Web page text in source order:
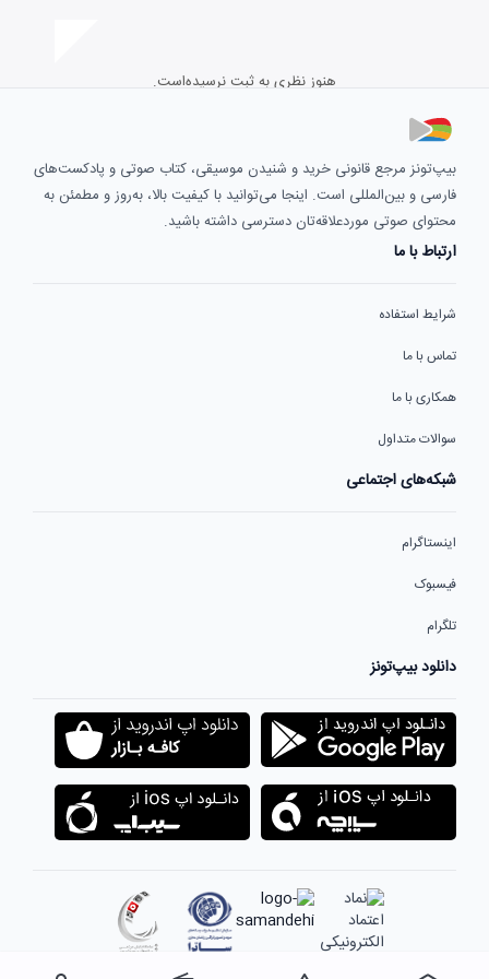
هنوز نظری به ثبت نرسیده‌است.
بیپ‌تونز مرجع قانونی خرید و شنیدن موسیقی، کتاب صوتی و پادکست‌های
فارسی و بین‌المللی است. اینجا می‌توانید با کیفیت بالا، به‌روز و مطمئن به
محتوای صوتی موردعلاقه‌تان دسترسی داشته باشید.
ارتباط با ما
شرایط استفاده
تماس با ما
همکاری با ما
سوالات متداول
شبکه‌های اجتماعی
اینستاگرام
فیسبوک
تلگرام
دانلود بیپ‌تونز